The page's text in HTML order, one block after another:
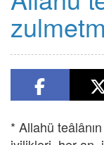
* Allahü